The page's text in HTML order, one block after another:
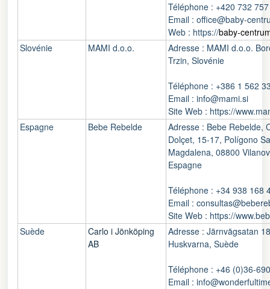
Téléphone : +420 732
Email : office@baby-
Web : https://baby-
Slovénie
MAMI d.o.o.
Adresse : MAMI d.o.o.
Trzin, Slovénie
Téléphone : +386 1 562
Email : info@mami.si
Site Web : https://
Espagne
Bebe Rebelde
Adresse : Bebe Rebelde,
Dolçet, 15-17, Polígono
Magdalena, 08800
Espagne
Téléphone : +34 938 168
Email :
Site Web : https://
Suède
Carlo i Jönköping
AB
Adresse : Järnvägsatan
Huskvarna, Suède
Téléphone : +46 (0)36-
Email :